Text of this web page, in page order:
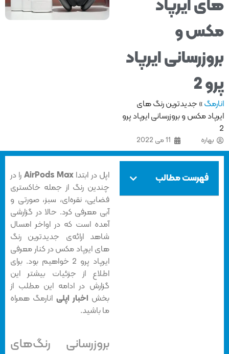
ایرپاد
و
ایرپاد
2
»جدیدترین رنگ های
مکس و بروزرسانی ایرپاد پرو
بهاره
فهرست مطالب اپل در ابتداAirPods Max
را در
چندین رنگ از جمله خاکستری
فضایی، نقره‌ای، سبز، صورتی و
آبی معرفی کرد. حالا در گزارشی
آمده است که در اواخر امسال
شاهد ارائه‌ی جدیدترین رنگ
های ایرپاد مکس در کنار معرفی
ایرپاد پرو 2 خواهیم بود. برای
اطلاع از جزئیات بیشتر این
گزارش در ادامه این مطلب از
بخشاخبار اپلی انارمگ همراه
ما باشید.
بروزرسانی رنگ‌های